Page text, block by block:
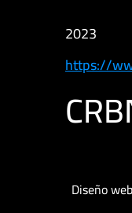
2023
https://
Diseño web